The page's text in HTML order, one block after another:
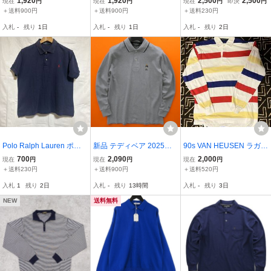
シャツ M 黒 【td1961218
刺繍 熊 ベア カノコ スポ
ーツ ゴルフ
＋送料900円
入札 - 残り 1日
シャツ M 紺 【td1961218
刺繍 熊 ベア カノコ スポ
ーツ ゴルフ
＋送料900円
入札 - 残り 1日
袖ポロシャツ イエロ
Crocodile Mサイズ ワ
ンポイント
＋送料230円
入札 - 残り 2日
Polo Ralph Lauren ポロ
ラルフローレン 半袖ポロ
シャツ ネイビー M ポニー
ロゴ入り 織り柄ストラ
イプ
現在 700円
＋送料230円
入札 1 残り 2日
新品 テディベア 2025年
秋冬 コットン 長袖 ポロ
シャツ M 【td1953051_9
ン ロゴ 熊 ベア カノコ ス
ポーツ ゴルフ
現在 2,090円
＋送料900円
入札 - 残り 13時間
90s VAN HEUSEN ラガー
シャツ 長袖 Mサイズ ヴィ
ンテージ ビンテージ シン
現在 2,000円
＋送料520円
入札 - 残り 3日
NEW 送料無料